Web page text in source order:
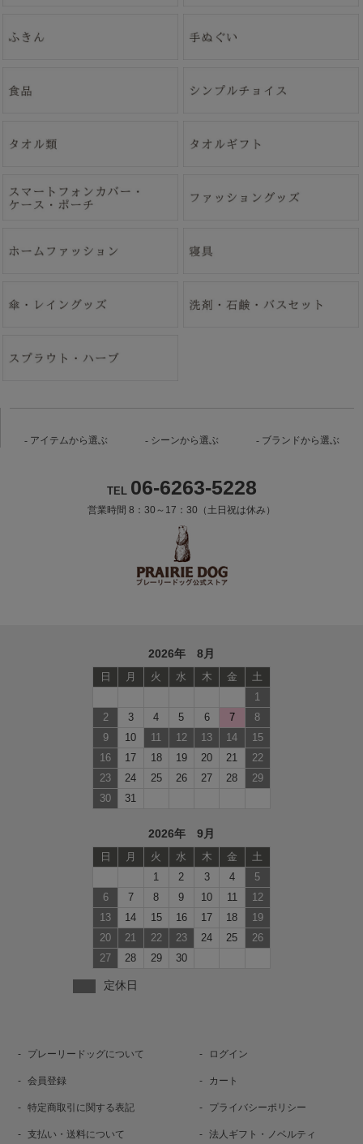
アイテムから選ぶ シーンから選ぶ ブランドから選ぶ
TEL 06-6263-5228
営業時間 8：30～17：30（土日祝は休み）
2026年 8月
日 月 火 水 木 金
土
1
2
3 4 5 6 7
8
9
10 11 12 13 14
15
16
17 18 19 20 21
22
23
24 25 26 27 28
29
30
31
2026年 9月
日 月 火 水 木 金
土
1
2 3 4
5
6
7 8 9 10 11
12
13
14 15 16 17 18
19
20
21 22 23 24 25
26
27
28 29 30
定休日
プレーリードッグについて ログイン
会員登録 カート
特定商取引に関する表記 プライバシーポリシー
支払い・送料について 法人ギフト・ノベルティ